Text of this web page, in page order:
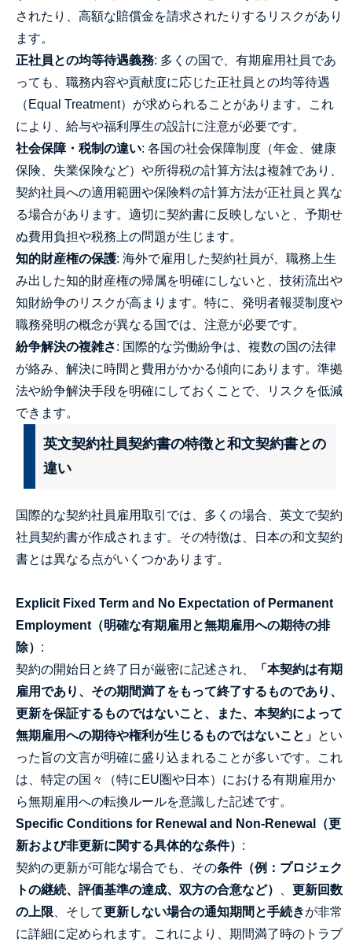
されたり、高額な賠償金を請求されたりするリスクがあり
ます。
正社員との均等待遇義務: 多くの国で、有期雇用社員であ
っても、職務内容や貢献度に応じた正社員との均等待遇
（Equal Treatment）が求められることがあります。これ
により、給与や福利厚生の設計に注意が必要です。
社会保障・税制の違い: 各国の社会保障制度（年金、健康
保険、失業保険など）や所得税の計算方法は複雑であり、
契約社員への適用範囲や保険料の計算方法が正社員と異な
る場合があります。適切に契約書に反映しないと、予期せ
ぬ費用負担や税務上の問題が生じます。
知的財産権の保護: 海外で雇用した契約社員が、職務上生
み出した知的財産権の帰属を明確にしないと、技術流出や
知財紛争のリスクが高まります。特に、発明者報奨制度や
職務発明の概念が異なる国では、注意が必要です。
紛争解決の複雑さ: 国際的な労働紛争は、複数の国の法律
が絡み、解決に時間と費用がかかる傾向にあります。準拠
法や紛争解決手段を明確にしておくことで、リスクを低減
できます。
英文契約社員契約書の特徴と和文契約書との
違い
国際的な契約社員雇用取引では、多くの場合、英文で契約
社員契約書が作成されます。その特徴は、日本の和文契約
書とは異なる点がいくつかあります。
Explicit Fixed Term and No Expectation of Permanent
Employment（明確な有期雇用と無期雇用への期待の排
除） :
契約の開始日と終了日が厳密に記述され、
「本契約は有期
雇用であり、その期間満了をもって終了するものであり、
更新を保証するものではないこと、また、本契約によって
無期雇用への期待や権利が生じるものではないこと」 とい
った旨の文言が明確に盛り込まれることが多いです。これ
は、特定の国々（特にEU圏や日本）における有期雇用か
ら無期雇用への転換ルールを意識した記述です。
Specific Conditions for Renewal and Non-Renewal（更
新および非更新に関する具体的な条件） :
契約の更新が可能な場合でも、その条件（例：プロジェク
トの継続、評価基準の達成、双方の合意など）
更新回数
の上限 、そして更新しない場合の通知期間と手続きが非常
に詳細に定められます。これにより、期間満了時のトラブ